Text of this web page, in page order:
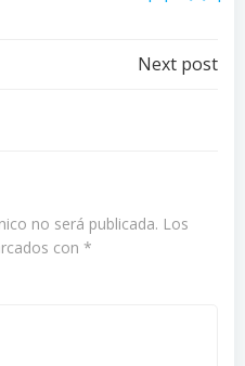
Next post
no será publicada. Los
con *